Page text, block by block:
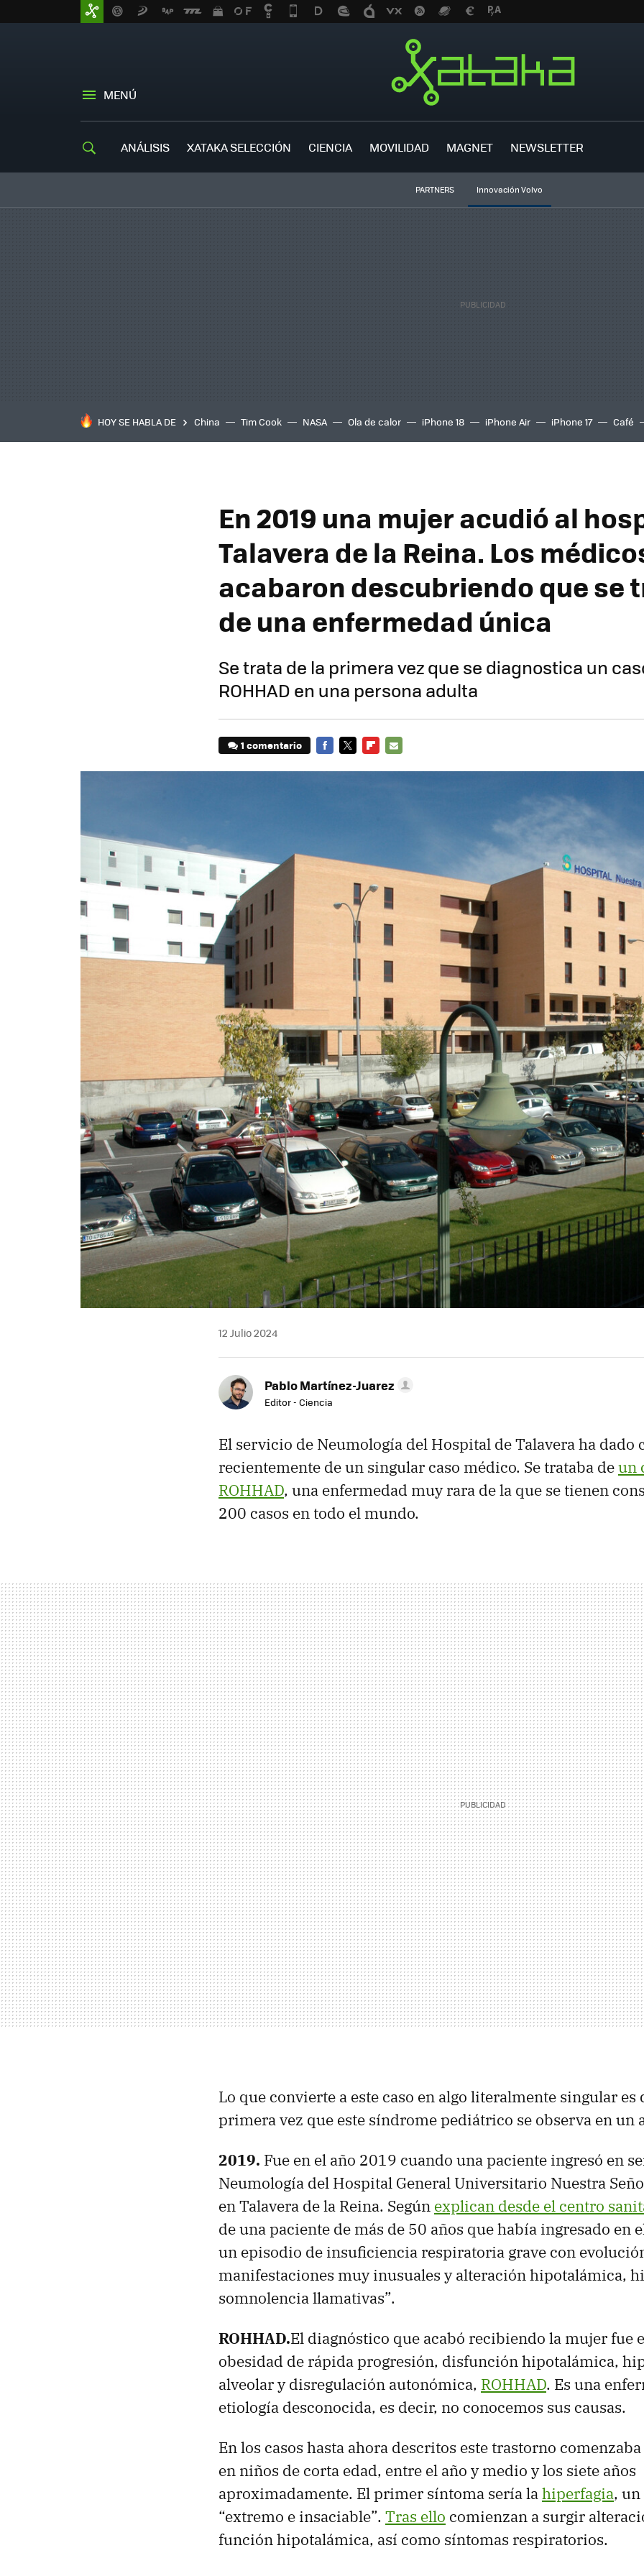
MENÚ
ANÁLISIS XATAKA SELECCIÓN CIENCIA MOVILIDAD MAGNET NEWSLETTER
PARTNERS Innovación Volvo
HOY SE HABLA DE China Tim Cook NASA Ola de calor iPhone 18 iPhone Air iPhone 17 Café
En 2019 una mujer acudió al
Talavera de la Reina. Los
acabaron descubriendo que se
de una enfermedad única
Se trata de la primera vez que se diagnostica un
ROHHAD en una persona adulta
1 comentario
12 Julio 2024
Pablo Martínez-Juarez
Editor - Ciencia
El servicio de Neumología del Hospital de Talavera ha dado
recientemente de un singular caso médico. Se trataba deun
ROHHAD, una enfermedad muy rara de la que se tienen
200 casos en todo el mundo.
Lo que convierte a este caso en algo literalmente singular es
primera vez que este síndrome pediátrico se observa en un
2019. Fue en el año 2019 cuando una paciente ingresó en
Neumología del Hospital General Universitario Nuestra
en Talavera de la Reina. Según explican desde el centro
de una paciente de más de 50 años que había ingresado en
un episodio de insuficiencia respiratoria grave con
manifestaciones muy inusuales y alteración hipotalámica,
somnolencia llamativas”.
ROHHAD.El diagnóstico que acabó recibiendo la mujer fue
obesidad de rápida progresión, disfunción hipotalámica,
alveolar y disregulación autonómica, ROHHAD. Es una
etiología desconocida, es decir, no conocemos sus causas.
En los casos hasta ahora descritos este trastorno
en niños de corta edad, entre el año y medio y los siete años
aproximadamente. El primer síntoma sería lahiperfagia,
“extremo e insaciable”. Tras ello comienzan a surgir
función hipotalámica, así como síntomas respiratorios.